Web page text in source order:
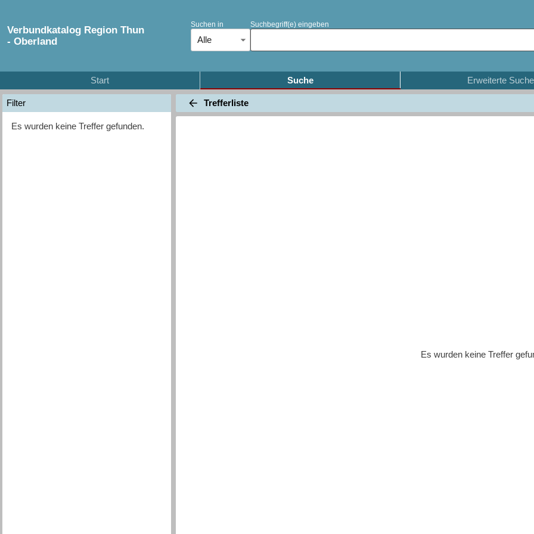
Verbundkatalog Region Thun
- Oberland
Suchen in
Alle
Suchbegriff(e) eingeben
Start Suche Erweiterte Suche
Filter
Es wurden keine Treffer gefunden.
Trefferliste
Es wurden keine Treffer